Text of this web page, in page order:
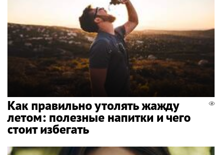
Как правильно утолять жажду
летом: полезные напитки и чего
стоит избегать